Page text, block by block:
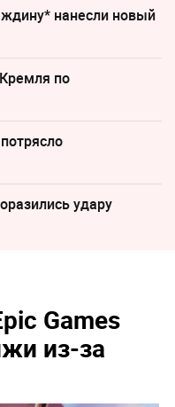
нанесли новый
по
удару
Games
из-за